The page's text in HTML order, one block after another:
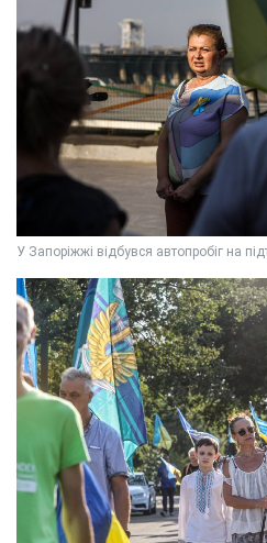
У Запоріжжі відбувся автопробіг на